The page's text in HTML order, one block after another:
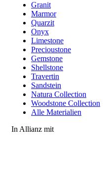
Granit
Marmor
Quarzit
Onyx
Limestone
Precioustone
Gemstone
Shellstone
Travertin
Sandstein
Natura Collection
Woodstone Collection
Alle Materialien
In Allianz mit